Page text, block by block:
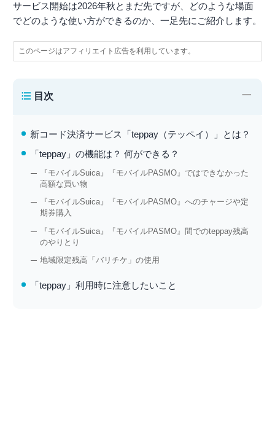
サービス開始は2026年秋とまだ先ですが、どのような場面
でどのような使い方ができるのか、一足先にご紹介します。
このページはアフィリエイト広告を利用しています。
目次 −
新コード決済サービス「teppay（テッペイ）」とは？
「teppay」の機能は？ 何ができる？
『モバイルSuica』『モバイルPASMO』ではできなかった
高額な買い物
『モバイルSuica』『モバイルPASMO』へのチャージや定
期券購入
『モバイルSuica』『モバイルPASMO』間でのteppay残高
のやりとり
地域限定残高「バリチケ」の使用
「teppay」利用時に注意したいこと